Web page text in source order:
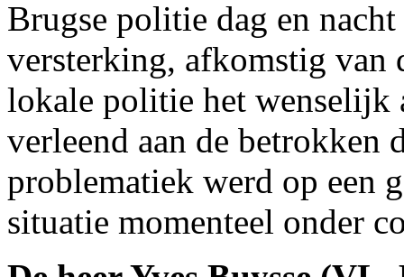
Brugse politie dag en
versterking, afkomstig van
lokale politie het wenselijk
verleend aan de betrokken
problematiek werd op een
situatie momenteel onder